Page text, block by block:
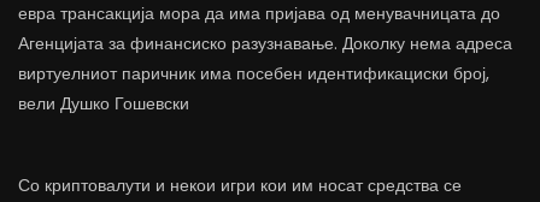
евра трансакција мора да има пријава од менувачницата до
Агенцијата за финансиско разузнавање. Доколку нема адреса
виртуелниот паричник има посебен идентификациски број,
вели Душко Гошевски
Со криптовалути и некои игри кои им носат средства се